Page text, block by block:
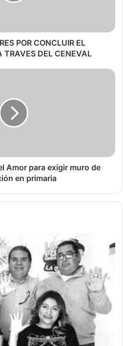
POR CONCLUIR EL
TRAVES DEL CENEVAL
Amor para exigir muro de
en primaria